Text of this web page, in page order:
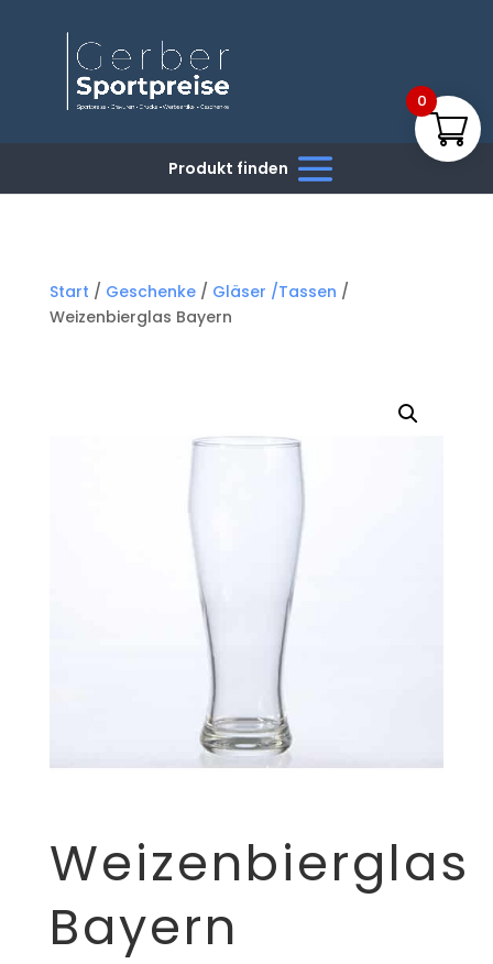
Start / Geschenke/ Gläser /Tassen /
Weizenbierglas Bayern
Weizenbierglas
Bayern
0